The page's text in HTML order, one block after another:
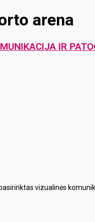
arena
IR
vizualinės